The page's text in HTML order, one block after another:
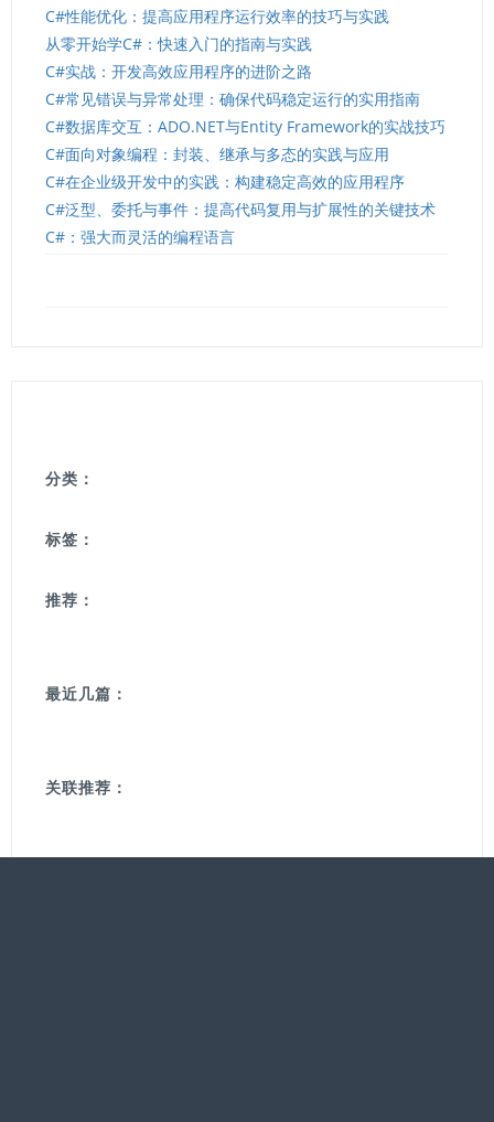
C#性能优化：提高应用程序运行效率的技巧与实践
从零开始学C#：快速入门的指南与实践
C#实战：开发高效应用程序的进阶之路
C#常见错误与异常处理：确保代码稳定运行的实用指南
C#数据库交互：ADO.NET与Entity Framework的实战技巧
C#面向对象编程：封装、继承与多态的实践与应用
C#在企业级开发中的实践：构建稳定高效的应用程序
C#泛型、委托与事件：提高代码复用与扩展性的关键技术
C#：强大而灵活的编程语言
分类：
标签：
推荐：
最近几篇：
关联推荐：